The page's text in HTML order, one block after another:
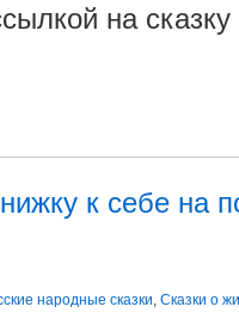
на сказку
к себе на
народные сказки, Сказки о